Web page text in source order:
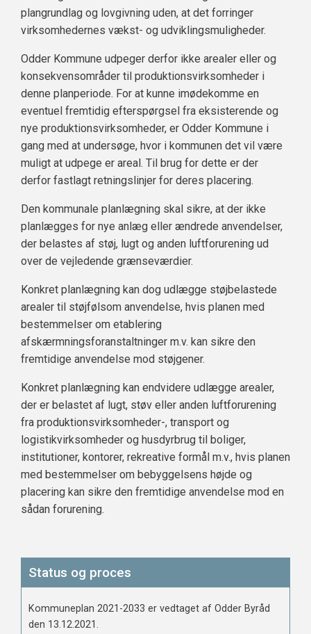
plangrundlag og lovgivning uden, at det forringer
virksomhedernes vækst- og udviklingsmuligheder.
Odder Kommune udpeger derfor ikke arealer eller og
konsekvensområder til produktionsvirksomheder i
denne planperiode. For at kunne imødekomme en
eventuel fremtidig efterspørgsel fra eksisterende og
nye produktionsvirksomheder, er Odder Kommune i
gang med at undersøge, hvor i kommunen det vil være
muligt at udpege er areal. Til brug for dette er der
derfor fastlagt retningslinjer for deres placering.
Den kommunale planlægning skal sikre, at der ikke
planlægges for nye anlæg eller ændrede anvendelser,
der belastes af støj, lugt og anden luftforurening ud
over de vejledende grænseværdier.
Konkret planlægning kan dog udlægge støjbelastede
arealer til støjfølsom anvendelse, hvis planen med
bestemmelser om etablering
afskærmningsforanstaltninger m.v. kan sikre den
fremtidige anvendelse mod støjgener.
Konkret planlægning kan endvidere udlægge arealer,
der er belastet af lugt, støv eller anden luftforurening
fra produktionsvirksomheder-, transport og
logistikvirksomheder og husdyrbrug til boliger,
institutioner, kontorer, rekreative formål m.v., hvis planen
med bestemmelser om bebyggelsens højde og
placering kan sikre den fremtidige anvendelse mod en
sådan forurening.
Status og proces
Kommuneplan 2021-2033 er vedtaget af Odder Byråd
den 13.12.2021.